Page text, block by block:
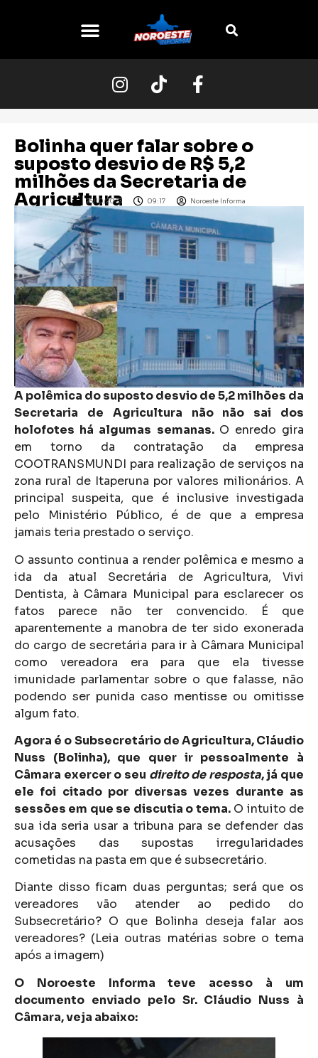
Bolinha quer falar sobre o
suposto desvio de R$ 5,2
milhões da Secretaria de
Agricultura
25/10/2023 09:17 Noroeste Informa
A polêmica do suposto desvio de 5,2 milhões da
Secretaria de Agricultura não não sai dos
holofotes há algumas semanas. O enredo gira
em torno da contratação da empresa
COOTRANSMUNDI para realização de serviços na
zona rural de Itaperuna por valores milionários. A
principal suspeita, que é inclusive investigada
pelo Ministério Público, é de que a empresa
jamais teria prestado o serviço.
O assunto continua a render polêmica e mesmo a
ida da atual Secretária de Agricultura, Vivi
Dentista, à Câmara Municipal para esclarecer os
fatos parece não ter convencido. É que
aparentemente a manobra de ter sido exonerada
do cargo de secretária para ir à Câmara Municipal
como vereadora era para que ela tivesse
imunidade parlamentar sobre o que falasse, não
podendo ser punida caso mentisse ou omitisse
algum fato.
Agora é o Subsecretário de Agricultura, Cláudio
Nuss (Bolinha), que quer ir pessoalmente à
Câmara exercer o seu direito de resposta, já que
ele foi citado por diversas vezes durante as
sessões em que se discutia o tema.O intuito de
sua ida seria usar a tribuna para se defender das
acusações das supostas irregularidades
cometidas na pasta em que é subsecretário.
Diante disso ficam duas perguntas; será que os
vereadores vão atender ao pedido do
Subsecretário? O que Bolinha deseja falar aos
vereadores? (Leia outras matérias sobre o tema
após a imagem)
O Noroeste Informa teve acesso à um
documento enviado pelo Sr. Cláudio Nuss à
Câmara, veja abaixo: